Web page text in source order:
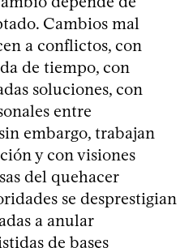
Cambios mal
a conflictos, con
de tiempo, con
soluciones, con
entre
embargo, trabajan
y con visiones
del quehacer
se desprestigian
a anular
de bases